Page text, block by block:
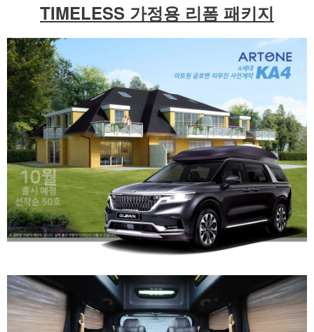
TIMELESS 가정용 리폼 패키지